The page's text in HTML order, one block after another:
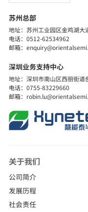
探索详细
苏州总部
地址：苏州工业园区金鸡湖
电话：0512-62534962
邮箱：
深圳业务支持中心
地址：深圳市南山区西丽街
电话：0755-83229660
邮箱：
关于我们
公司简介
发展历程
社会责任